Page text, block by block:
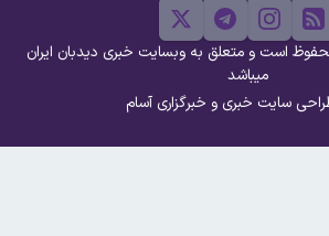
است و متعلق به وبسایت خبری دیدبان ایران
میباشد
سایت خبری و خبرگزاری آسام